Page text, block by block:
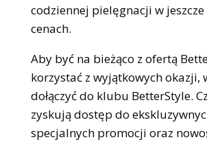
codziennej pielęgnacji w
cenach.
Aby być na bieżąco z ofertą
korzystać z wyjątkowych okazji,
dołączyć do klubu BetterStyle.
zyskują dostęp do
specjalnych promocji oraz